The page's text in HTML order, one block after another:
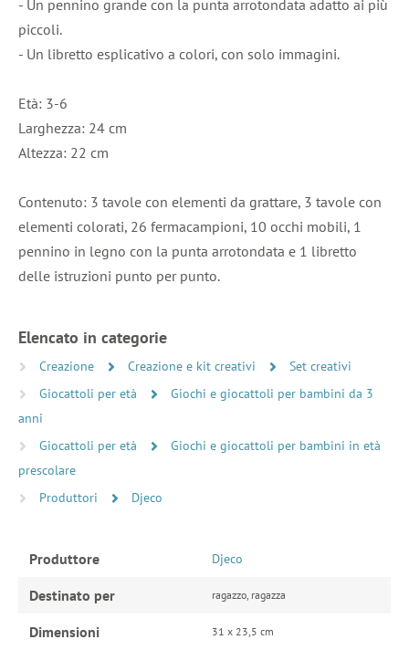
- Un pennino grande con la punta arrotondata adatto ai più
piccoli.
- Un libretto esplicativo a colori, con solo immagini.
Età: 3-6
Larghezza: 24 cm
Altezza: 22 cm
Contenuto: 3 tavole con elementi da grattare, 3 tavole con
elementi colorati, 26 fermacampioni, 10 occhi mobili, 1
pennino in legno con la punta arrotondata e 1 libretto
delle istruzioni punto per punto.
Elencato in categorie
Creazione Creazione e kit creativi
Set creativi
Giocattoli per età
Giochi e giocattoli per bambini da 3
anni
Giocattoli per età
Giochi e giocattoli per bambini in età
prescolare
Produttori
Djeco
Produttore Djeco
Destinato per ragazzo, ragazza
Dimensioni 31 x 23,5 cm